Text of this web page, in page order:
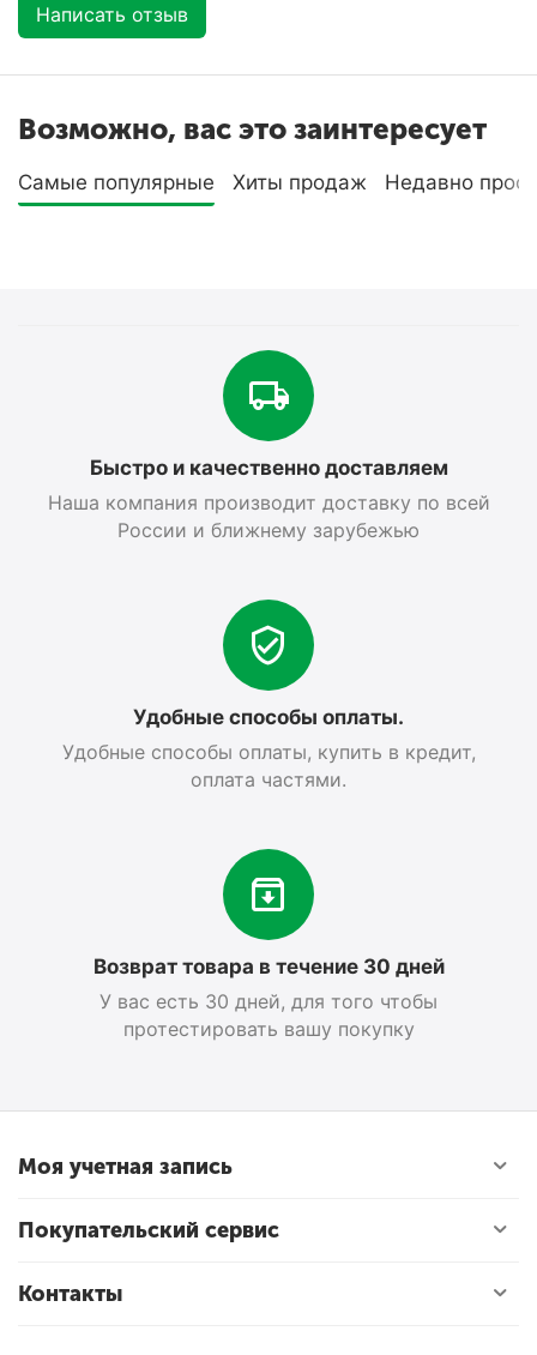
Написать отзыв
Возможно, вас это заинтересует
Самые популярные Хиты продаж Недавно
Быстро и качественно доставляем
Наша компания производит доставку по всей
России и ближнему зарубежью
Удобные способы оплаты.
Удобные способы оплаты, купить в кредит,
оплата частями.
Возврат товара в течение 30 дней
У вас есть 30 дней, для того чтобы
протестировать вашу покупку
Моя учетная запись
Покупательский сервис
Контакты